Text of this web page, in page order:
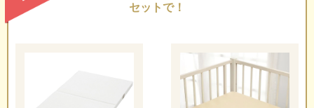
セットで！